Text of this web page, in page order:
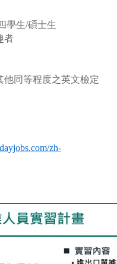
學生/碩士生
者
他同等程度之英文檢定
zh-